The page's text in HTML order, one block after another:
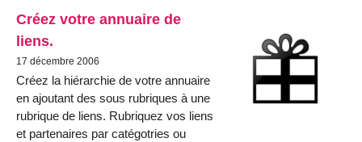
Créez votre annuaire de
liens.
17 décembre 2006
Créez la hiérarchie de votre annuaire
en ajoutant des sous rubriques à une
rubrique de liens. Rubriquez vos liens
et partenaires par catégotries ou